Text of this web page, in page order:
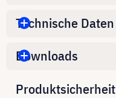
Technische Daten
Downloads
Produktsicherheit